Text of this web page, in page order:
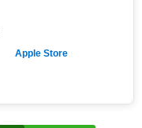
Apple Store